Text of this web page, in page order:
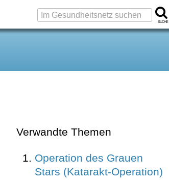
Suche
Verwandte Themen
Operation des Grauen
Stars (Katarakt-Operation)